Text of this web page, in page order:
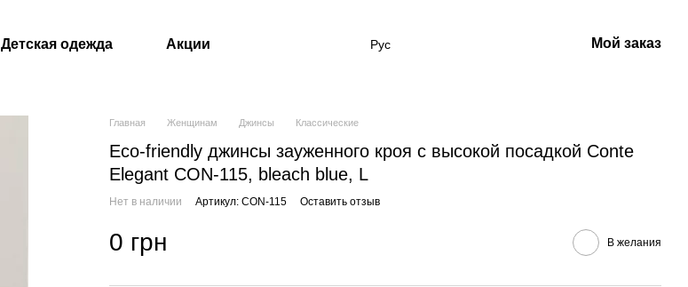
Детская одежда Акции Рус Мой заказ
Главная Женщинам Джинсы Классические
Eco-friendly джинсы зауженного кроя с высокой посадкой Conte
Elegant CON-115, bleach blue, L
Нет в наличии Артикул: CON-115 Оставить отзыв
0 грн В желания